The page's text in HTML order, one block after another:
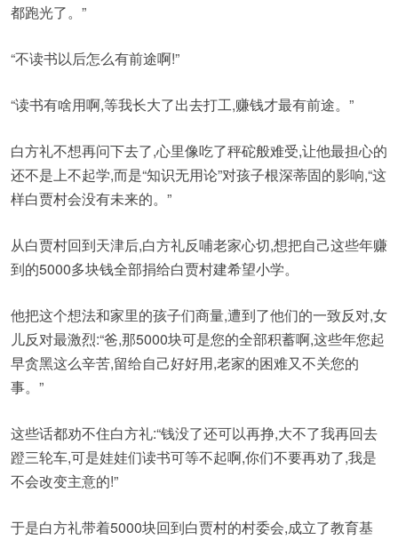
都跑光了。”
“不读书以后怎么有前途啊!”
“读书有啥用啊,等我长大了出去打工,赚钱才最有前途。”
白方礼不想再问下去了,心里像吃了秤砣般难受,让他最担心的
还不是上不起学,而是“知识无用论”对孩子根深蒂固的影响,“这
样白贾村会没有未来的。”
从白贾村回到天津后,白方礼反哺老家心切,想把自己这些年赚
到的5000多块钱全部捐给白贾村建希望小学。
他把这个想法和家里的孩子们商量,遭到了他们的一致反对,女
儿反对最激烈:“爸,那5000块可是您的全部积蓄啊,这些年您起
早贪黑这么辛苦,留给自己好好用,老家的困难又不关您的
事。”
这些话都劝不住白方礼:“钱没了还可以再挣,大不了我再回去
蹬三轮车,可是娃娃们读书可等不起啊,你们不要再劝了,我是
不会改变主意的!”
于是白方礼带着5000块回到白贾村的村委会,成立了教育基